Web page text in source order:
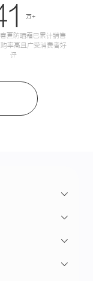
万+
夏防晒霜已累计销售
率高且广受消费者好
评